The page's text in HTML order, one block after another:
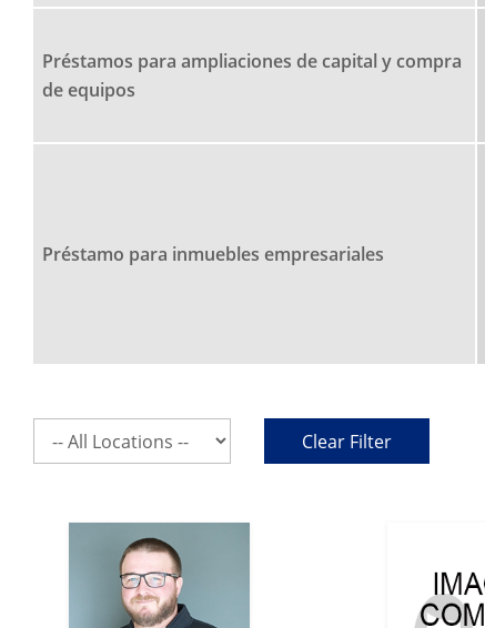
Préstamos para ampliaciones de capital y compra
de equipos
Préstamo para inmuebles empresariales
Select
a
Clear Filter